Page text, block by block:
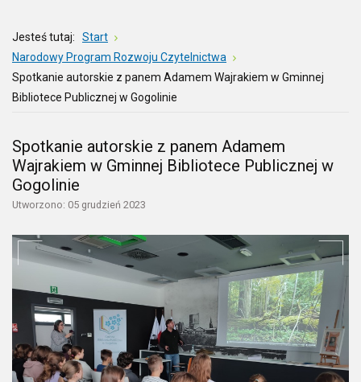
Jesteś tutaj:
Start
Narodowy Program Rozwoju Czytelnictwa
Spotkanie autorskie z panem Adamem Wajrakiem w Gminnej
Bibliotece Publicznej w Gogolinie
Spotkanie autorskie z panem Adamem
Wajrakiem w Gminnej Bibliotece Publicznej w
Gogolinie
Utworzono: 05 grudzień 2023